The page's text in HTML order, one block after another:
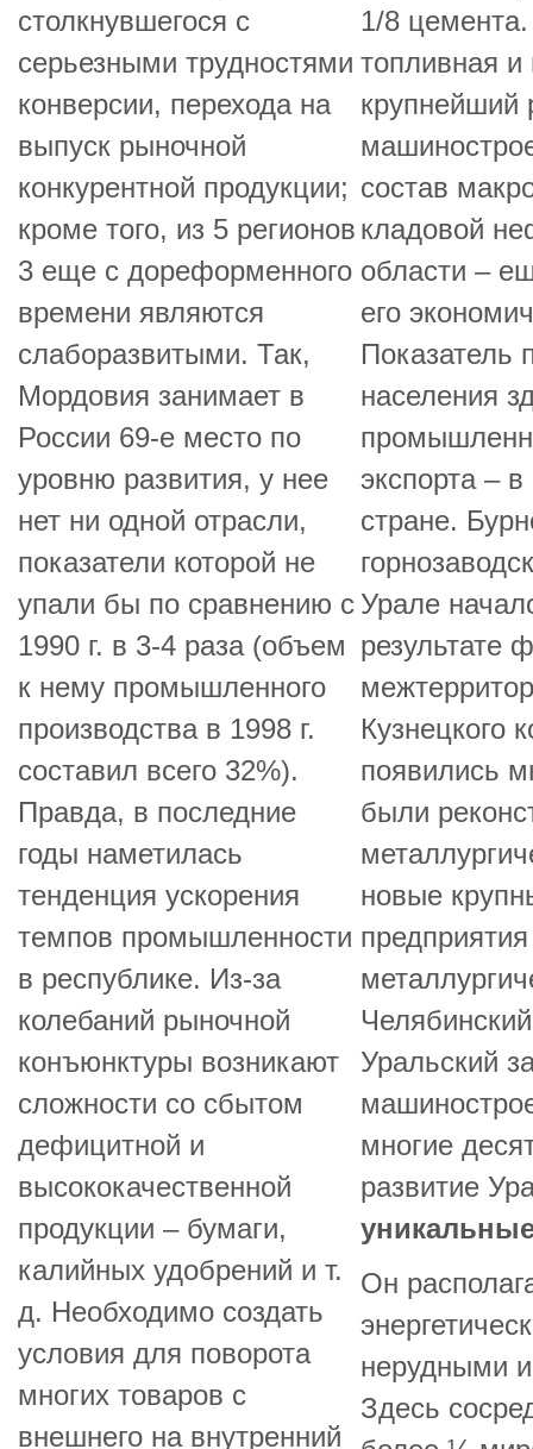
столкнувшегося с
серьезными трудностями
конверсии, перехода на
выпуск рыночной
конкурентной продукции;
кроме того, из 5 регионов
3 еще с дореформенного
времени являются
слаборазвитыми. Так,
Мордовия занимает в
России 69-е место по
уровню развития, у нее
нет ни одной отрасли,
показатели которой не
упали бы по сравнению с
1990 г. в 3-4 раза (объем
к нему промышленного
производства в 1998 г.
составил всего 32%).
Правда, в последние
годы наметилась
тенденция ускорения
темпов промышленности
в республике. Из-за
колебаний рыночной
конъюнктуры возникают
сложности со сбытом
дефицитной и
высококачественной
продукции – бумаги,
калийных удобрений и т.
д. Необходимо создать
условия для поворота
многих товаров с
внешнего на внутренний
1/8
топливная и
крупнейший
состав
кладовой
области –
его
Показатель
населения
экспорта –
стране.
Урале
результате
Кузнецкого
появились
были
новые
Уральский
многие
развитие
Он
нерудными
Здесь